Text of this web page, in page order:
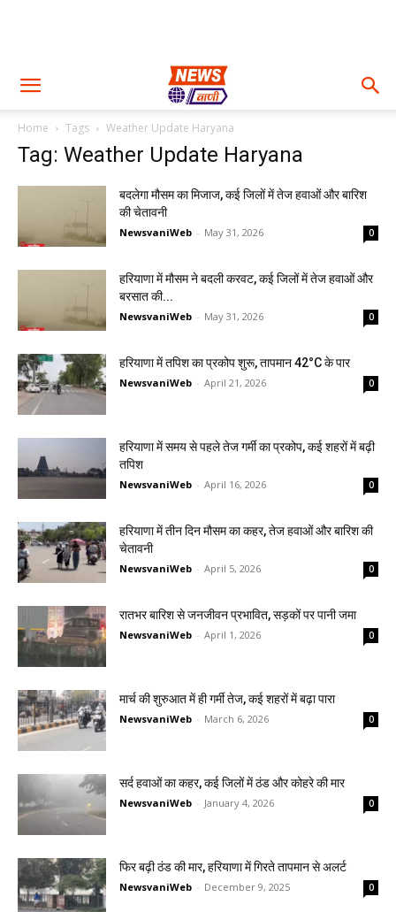
Home Tags Weather Update Haryana
Tag: Weather Update Haryana
बदलेगा मौसम का मिजाज, कई जिलों में तेज हवाओं और बारिश
की चेतावनी
NewsvaniWeb - May 31, 2026 0
हरियाणा में मौसम ने बदली करवट, कई जिलों में तेज हवाओं और
बरसात की...
NewsvaniWeb - May 31, 2026 0
हरियाणा में तपिश का प्रकोप शुरू, तापमान 42°C के पार
NewsvaniWeb - April 21, 2026 0
हरियाणा में समय से पहले तेज गर्मी का प्रकोप, कई शहरों में बढ़ी
तपिश
NewsvaniWeb - April 16, 2026 0
हरियाणा में तीन दिन मौसम का कहर, तेज हवाओं और बारिश की
चेतावनी
NewsvaniWeb - April 5, 2026 0
रातभर बारिश से जनजीवन प्रभावित, सड़कों पर पानी जमा
NewsvaniWeb - April 1, 2026 0
मार्च की शुरुआत में ही गर्मी तेज, कई शहरों में बढ़ा पारा
NewsvaniWeb - March 6, 2026 0
सर्द हवाओं का कहर, कई जिलों में ठंड और कोहरे की मार
NewsvaniWeb - January 4, 2026 0
फिर बढ़ी ठंड की मार, हरियाणा में गिरते तापमान से अलर्ट
NewsvaniWeb - December 9, 2025 0